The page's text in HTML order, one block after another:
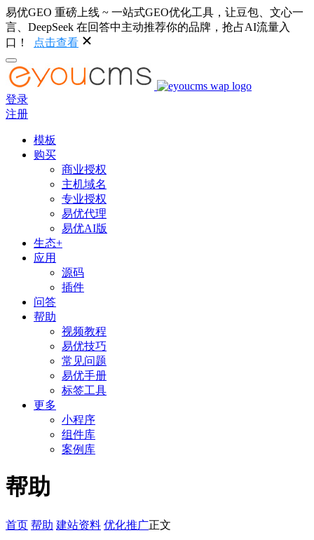
易优GEO 重磅上线 ~ 一站式GEO优化工具，让豆包、文心一
言、DeepSeek 在回答中主动推荐你的品牌，抢占AI流量入
口！
点击查看
登录
注册
模板
购买
商业授权
主机域名
专业授权
易优代理
易优AI版
生态+
应用
源码
插件
问答
帮助
视频教程
易优技巧
常见问题
易优手册
标签工具
更多
小程序
组件库
案例库
帮助
首页 帮助 建站资料 优化推广正文